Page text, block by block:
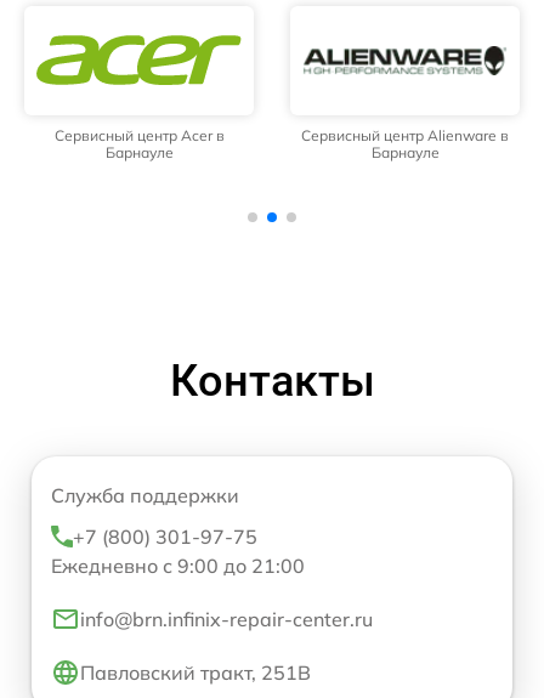
Сервисный центр Acer в
Барнауле
Сервисный центр Alienware в
Барнауле
Контакты
Служба поддержки
+7 (800) 301-97-75
Ежедневно с 9:00 до 21:00
info@brn.infinix-repair-center.ru
Павловский тракт, 251В